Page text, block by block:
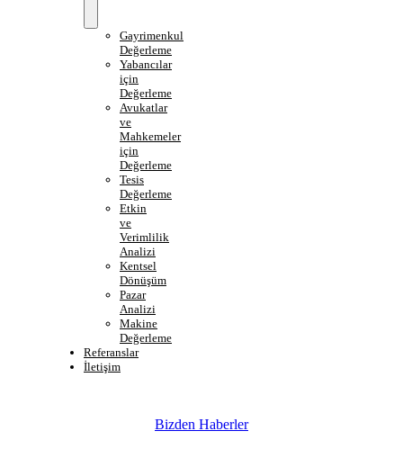
Gayrimenkul
Değerleme
Yabancılar
için
Değerleme
Avukatlar
ve
Mahkemeler
için
Değerleme
Tesis
Değerleme
Etkin
ve
Verimlilik
Analizi
Kentsel
Dönüşüm
Pazar
Analizi
Makine
Değerleme
Referanslar
İletişim
Bizden Haberler